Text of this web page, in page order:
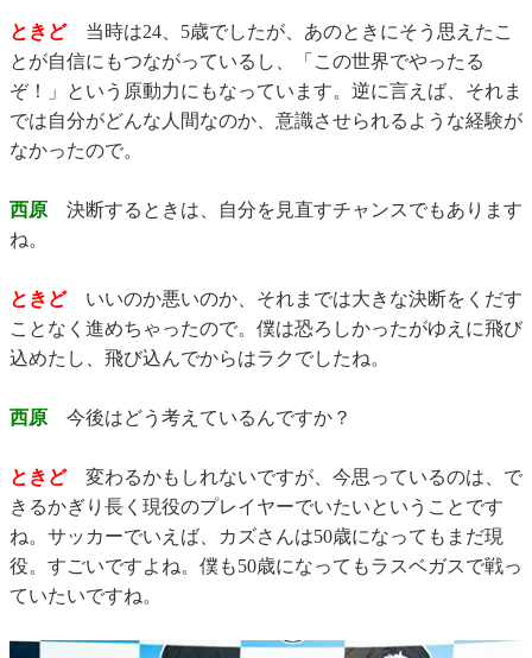
ときど当時は24、5歳でしたが、あのときにそう思えたこ
とが自信にもつながっているし、「この世界でやったる
ぞ！」という原動力にもなっています。逆に言えば、それま
では自分がどんな人間なのか、意識させられるような経験が
なかったので。
西原 決断するときは、自分を見直すチャンスでもあります
ね。
ときどいいのか悪いのか、それまでは大きな決断をくだす
ことなく進めちゃったので。僕は恐ろしかったがゆえに飛び
込めたし、飛び込んでからはラクでしたね。
西原 今後はどう考えているんですか？
ときど変わるかもしれないですが、今思っているのは、で
きるかぎり長く現役のプレイヤーでいたいということです
ね。サッカーでいえば、カズさんは50歳になってもまだ現
役。すごいですよね。僕も50歳になってもラスベガスで戦っ
ていたいですね。